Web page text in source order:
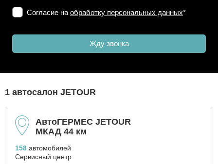
Согласие на обработку персональных данных*
1 автосалон JETOUR
АвтоГЕРМЕС JETOUR
МКАД 44 км
158 автомобилей
Сервисный центр